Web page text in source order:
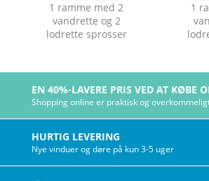
1 ramme med 2
vandrette og 2
lodrette sprosser
1
EN 40%-LAVERE PRIS VED AT KØBE
Shopping online er praktisk og
HURTIG LEVERING
Nye vinduer og døre på kun 3-5 uger